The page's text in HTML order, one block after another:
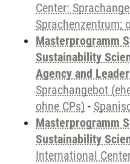
Center:
Sprachenzentrum;
Masterprogramm
Sustainability
Agency and
Sprachangebot
ohne CPs) -
Masterprogramm
Sustainability
International